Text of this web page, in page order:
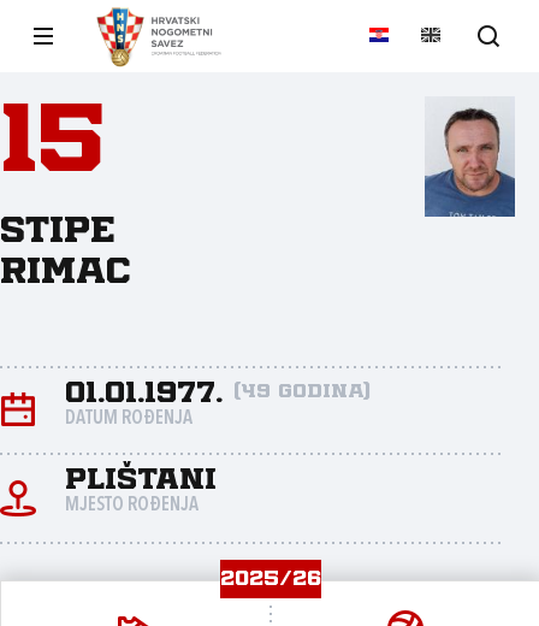
15
Stipe
Rimac
01.01.1977. (49 godina)
DATUM ROĐENJA
Plištani
MJESTO ROĐENJA
2025/26